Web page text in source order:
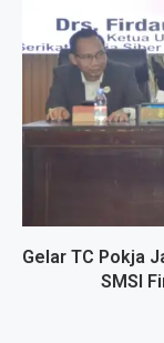
Gelar TC Pokja
SMSI